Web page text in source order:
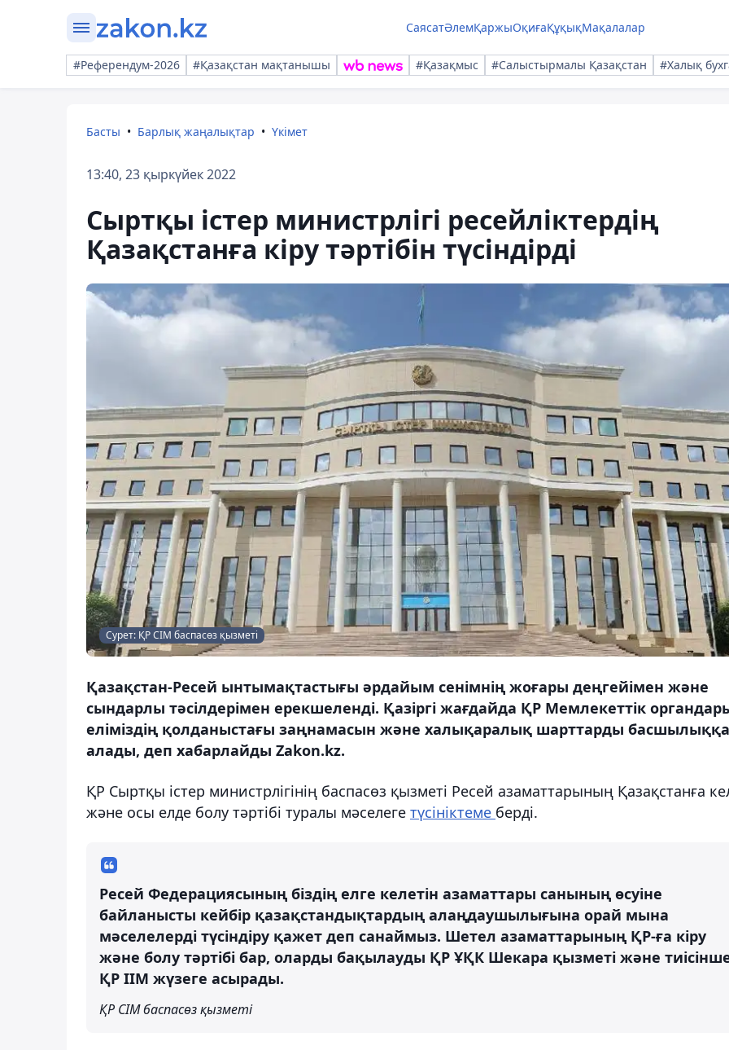
СаясатӘлемҚаржыОқиғаҚұқықМақалалар
#Референдум-2026 #Қазақстан мақтанышы #Қазақмыс #Салыстырмалы Қазақстан #Халық
Басты Барлық жаңалықтар Үкімет
13:40, 23 қыркүйек 2022
Сыртқы істер министрлігі ресейліктердің
Қазақстанға кіру тәртібін түсіндірді
Сурет: ҚР СІМ баспасөз қызметі
Қазақстан-Ресей ынтымақтастығы әрдайым сенімнің жоғары деңгейімен және
сындарлы тәсілдерімен ерекшеленді. Қазіргі жағдайда ҚР Мемлекеттік
еліміздің қолданыстағы заңнамасын және халықаралық шарттарды басшылыққа
алады, деп хабарлайды Zakon.kz.
ҚР Сыртқы істер министрлігінің баспасөз қызметі Ресей азаматтарының Қазақстанға
және осы елде болу тәртібі туралы мәселеге түсініктеме берді.
Ресей Федерациясының біздің елге келетін азаматтары санының өсуіне
байланысты кейбір қазақстандықтардың алаңдаушылығына орай мына
мәселелерді түсіндіру қажет деп санаймыз. Шетел азаматтарының ҚР-ға кіру
және болу тәртібі бар, оларды бақылауды ҚР ҰҚК Шекара қызметі және
ҚР ІІМ жүзеге асырады.
ҚР СІМ баспасөз қызметі